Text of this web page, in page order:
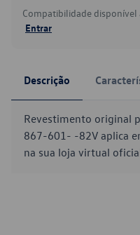
Compatibilidade
Entrar
Descrição
Revestimento original
867-601- -82V aplica
na sua loja virtual